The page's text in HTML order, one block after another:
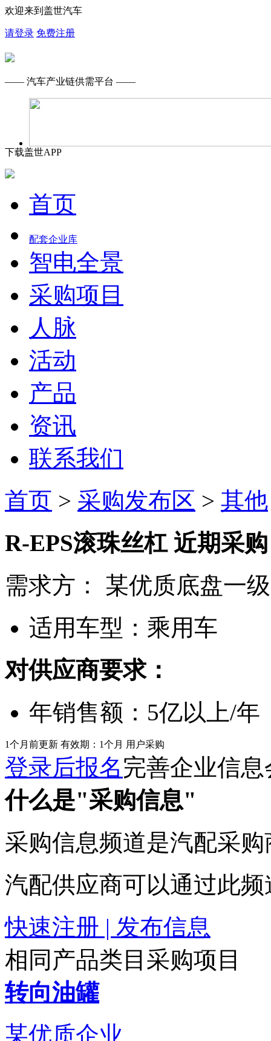
欢迎来到盖世汽车
请登录 免费注册
—— 汽车产业链供需平台 ——
下载盖世APP
首页
配套企业库
智电全景
采购项目
人脉
活动
产品
资讯
联系我们
首页 > 采购发布区 > 其他
R-EPS滚珠丝杠 近期采购
需求方：
某优质底盘一级
适用车型： 乘用车
对供应商要求：
年销售额： 5亿以上/年
1个月前更新 有效期：1个月 用户采购
登录后报名完善企业信
什么是"采购信息"
采购信息频道是汽配采
汽配供应商可以通过此
快速注册 | 发布信息
相同产品类目采购项目
转向油罐
某优质企业